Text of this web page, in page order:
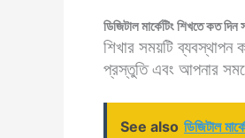
ডিজিটাল মার্কেটিং শিখতে কত
শিখার সময়টি ব্যবস্থাপন
প্রস্তুতি এবং আপনার
See also ডিজিটাল